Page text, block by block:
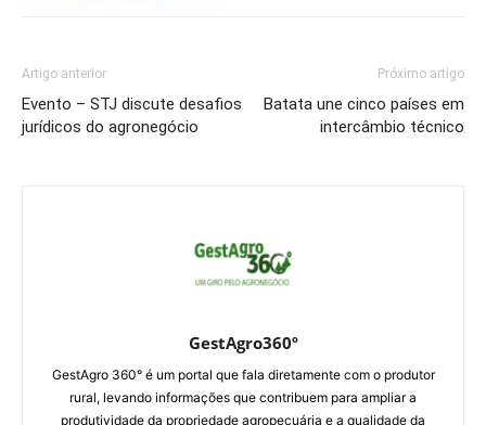
Artigo anterior
Evento – STJ discute desafios
jurídicos do agronegócio
Próximo artigo
Batata une cinco países em
intercâmbio técnico
GestAgro360º
GestAgro 360° é um portal que fala diretamente com o produtor
rural, levando informações que contribuem para ampliar a
produtividade da propriedade agropecuária e a qualidade da